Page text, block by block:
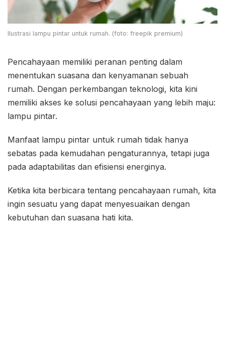
Ilustrasi lampu pintar untuk rumah. (foto: freepik premium)
Pencahayaan memiliki peranan penting dalam
menentukan suasana dan kenyamanan sebuah
rumah. Dengan perkembangan teknologi, kita kini
memiliki akses ke solusi pencahayaan yang lebih maju:
lampu pintar.
Manfaat lampu pintar untuk rumah tidak hanya
sebatas pada kemudahan pengaturannya, tetapi juga
pada adaptabilitas dan efisiensi energinya.
Ketika kita berbicara tentang pencahayaan rumah, kita
ingin sesuatu yang dapat menyesuaikan dengan
kebutuhan dan suasana hati kita.